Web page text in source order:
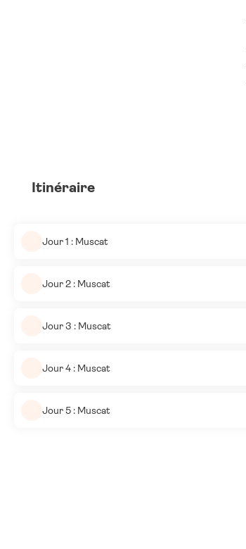
Itinéraire
Jour 1 : Muscat
Jour 2 : Muscat
Jour 3 : Muscat
Jour 4 : Muscat
Jour 5 : Muscat